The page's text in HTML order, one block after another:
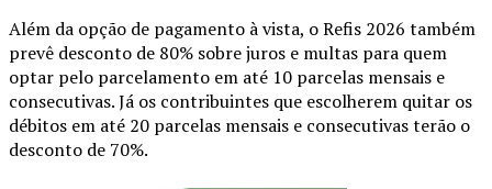
Além da opção de pagamento à vista, o Refis 2026 também
prevê desconto de 80% sobre juros e multas para quem
optar pelo parcelamento em até 10 parcelas mensais e
consecutivas. Já os contribuintes que escolherem quitar os
débitos em até 20 parcelas mensais e consecutivas terão o
desconto de 70%.